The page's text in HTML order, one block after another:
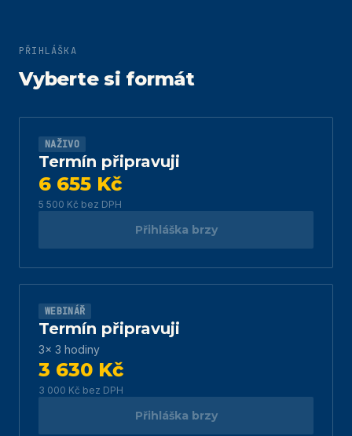
PŘIHLÁŠKA
Vyberte si formát
NAŽIVO
Termín připravuji
6 655 Kč
5 500 Kč bez DPH
Přihláška brzy
WEBINÁŘ
Termín připravuji
3× 3 hodiny
3 630 Kč
3 000 Kč bez DPH
Přihláška brzy